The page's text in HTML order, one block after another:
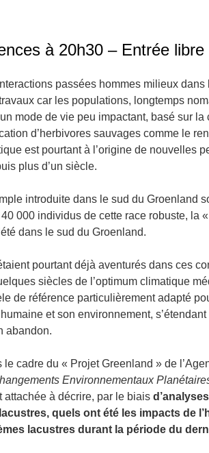
à 20h30 – Entrée libre
passées hommes milieux dans
car les populations, longtemps
mode de vie peu impactant, basé sur la
d’herbivores sauvages comme le
est pourtant à l’origine de nouvelles
plus d’un siècle.
introduite dans le sud du Groenland
000 individus de cette race robuste, la «
dans le sud du Groenland.
pourtant déjà aventurés dans ces
siècles de l’optimum climatique
de référence particulièrement adapté
et son environnement, s’étendant
abandon.
cadre du « Projet Greenland » de
Environnementaux
attachée à décrire, par le biais
quels ont été les impacts de
lacustres durant la période du